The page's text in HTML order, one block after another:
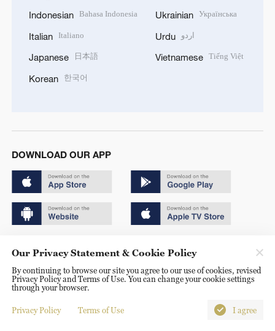
Indonesian Bahasa Indonesia
Italian Italiano
Japanese 日本語
Korean 한국어
Ukrainian Українська
Urdu اردو
Vietnamese Tiếng Việt
DOWNLOAD OUR APP
京ICP备20000184号
京公网安备 11010502050052号
Disinformation report hotline: 010-85061466
Our Privacy Statement & Cookie Policy
By continuing to browse our site you agree to our use of cookies, revised
Privacy Policy and Terms of Use. You can change your cookie settings
through your browser.
Privacy Policy Terms of Use I agree